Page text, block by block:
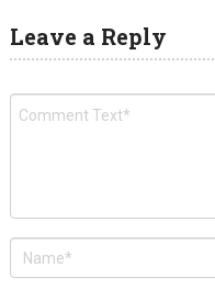
Leave a Reply